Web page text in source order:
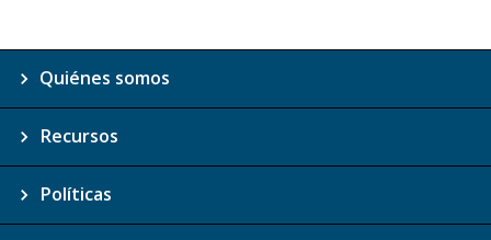
Quiénes somos
Recursos
Políticas